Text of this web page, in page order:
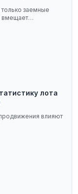
заемные
вмещает…
лота
влияют